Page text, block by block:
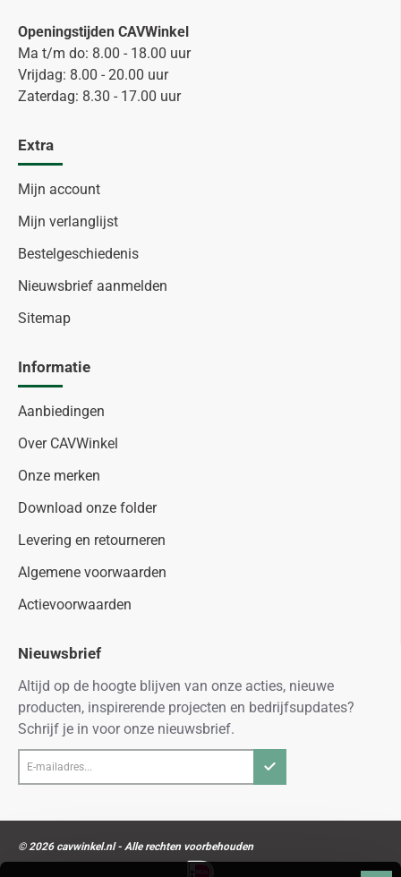
Openingstijden CAVWinkel
Ma t/m do: 8.00 - 18.00 uur
Vrijdag: 8.00 - 20.00 uur
Zaterdag: 8.30 - 17.00 uur
Extra
Mijn account
Mijn verlanglijst
Bestelgeschiedenis
Nieuwsbrief aanmelden
Sitemap
Informatie
Aanbiedingen
Over CAVWinkel
Onze merken
Download onze folder
Levering en retourneren
Algemene voorwaarden
Actievoorwaarden
Nieuwsbrief
Altijd op de hoogte blijven van onze acties, nieuwe
producten, inspirerende projecten en bedrijfsupdates?
Schrijf je in voor onze nieuwsbrief.
mailadres...
© 2026 cavwinkel.nl - Alle rechten voorbehouden